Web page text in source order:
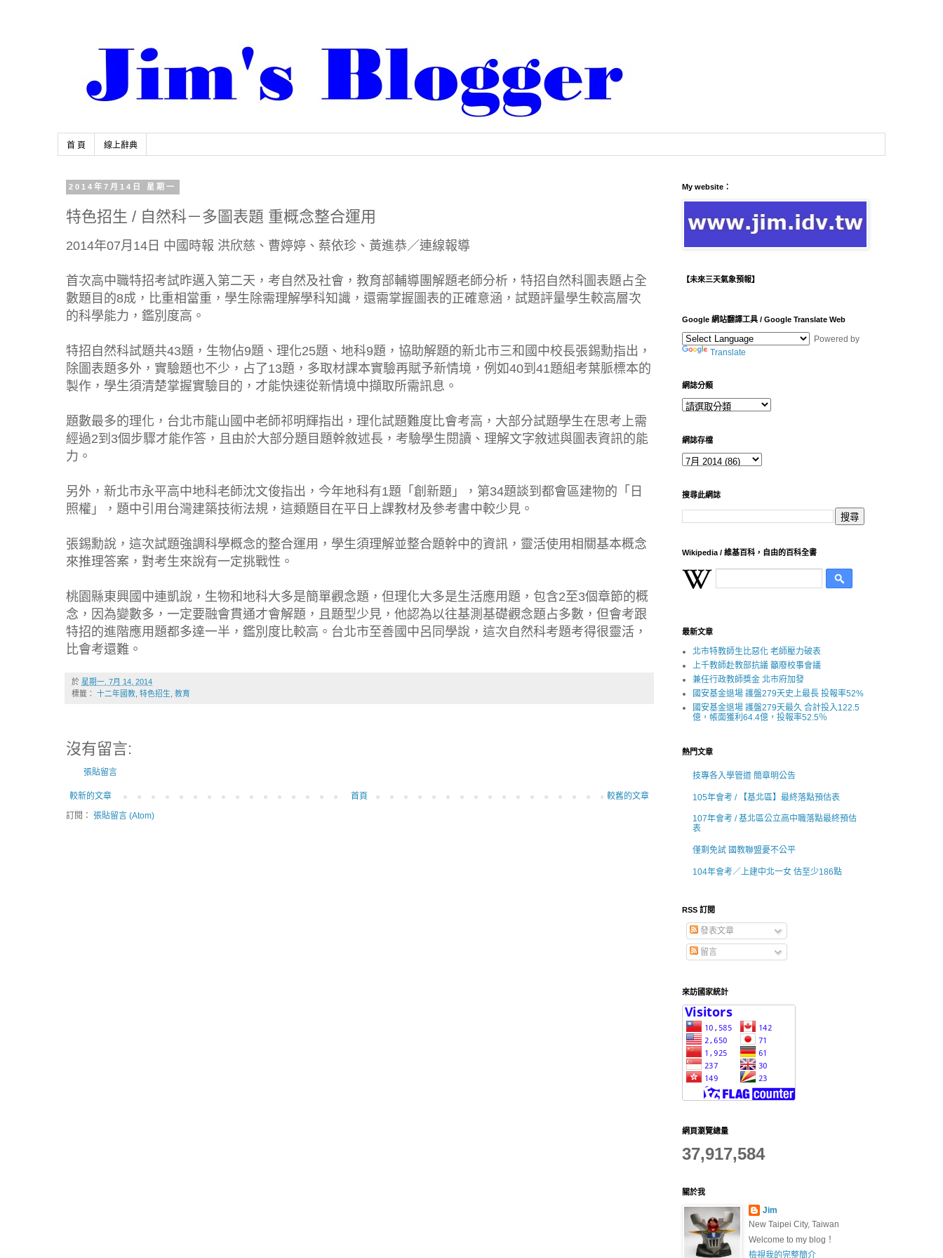
首 頁 線上辭典
2014年7月14日 星期一
特色招生 / 自然科－多圖表題 重概念整合運用
2014年07月14日 中國時報 洪欣慈、曹婷婷、蔡依珍、黃進恭／連線報導
首次高中職特招考試昨邁入第二天，考自然及社會，教育部輔導團解題老師分析，特招自然科圖表題占全
數題目的8成，比重相當重，學生除需理解學科知識，還需掌握圖表的正確意涵，試題評量學生較高層次
的科學能力，鑑別度高。
特招自然科試題共43題，生物佔9題、理化25題、地科9題，協助解題的新北市三和國中校長張錫勳指出，
除圖表題多外，實驗題也不少，占了13題，多取材課本實驗再賦予新情境，例如40到41題組考葉脈標本的
製作，學生須清楚掌握實驗目的，才能快速從新情境中擷取所需訊息。
題數最多的理化，台北市龍山國中老師祁明輝指出，理化試題難度比會考高，大部分試題學生在思考上需
經過2到3個步驟才能作答，且由於大部分題目題幹敘述長，考驗學生閱讀、理解文字敘述與圖表資訊的能
力。
另外，新北市永平高中地科老師沈文俊指出，今年地科有1題「創新題」，第34題談到都會區建物的「日
照權」，題中引用台灣建築技術法規，這類題目在平日上課教材及參考書中較少見。
張錫勳說，這次試題強調科學概念的整合運用，學生須理解並整合題幹中的資訊，靈活使用相關基本概念
來推理答案，對考生來說有一定挑戰性。
桃園縣東興國中連凱說，生物和地科大多是簡單觀念題，但理化大多是生活應用題，包含2至3個章節的概
念，因為變數多，一定要融會貫通才會解題，且題型少見，他認為以往基測基礎觀念題占多數，但會考跟
特招的進階應用題都多達一半，鑑別度比較高。台北市至善國中呂同學說，這次自然科考題考得很靈活，
比會考還難。
於 星期一, 7月 14, 2014
標籤： 十二年國教 特色招生 教育
沒有留言:
張貼留言
較新的文章 較舊的文章
首頁
訂閱： 張貼留言 (Atom)
My website：
【未來三天氣象預報】
Google 網站翻譯工具 / Google Translate Web
Powered by
Translate
網誌分類
網誌存檔
搜尋此網誌
Wikipedia / 維基百科，自由的百科全書
最新文章
北市特教師生比惡化 老師壓力破表
上千教師赴教部抗議 籲廢校事會議
兼任行政教師獎金 北市府加發
國安基金退場 護盤279天史上最長 投報率52%
國安基金退場 護盤279天最久 合計投入122.5
億，帳面獲利64.4億，投報率52.5％
熱門文章
技專各入學管道 簡章明公告
105年會考 / 【基北區】最終落點預估表
107年會考 / 基北區公立高中職落點最終預估
表
僅剩免試 國教聯盟憂不公平
104年會考／上建中北一女 估至少186點
RSS 訂閱
發表文章
留言
來訪國家統計
網頁瀏覽總量
37,917,584
關於我
Jim
New Taipei City, Taiwan
Welcome to my blog！
檢視我的完整簡介